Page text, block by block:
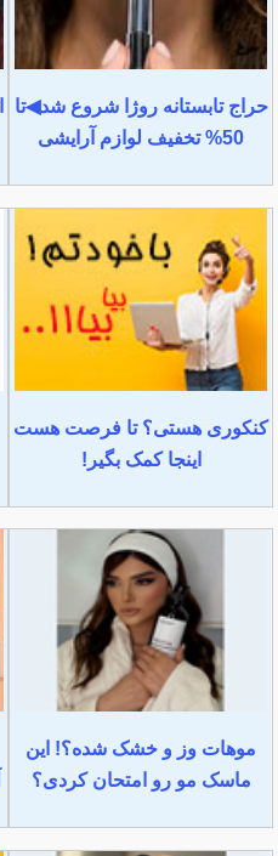
حراج تابستانه روژا شروع شد◀تا
50% تخفیف لوازم آرایشی
کنکوری هستی؟ تا فرصت هست
اینجا کمک بگیر!
موهات وز و خشک شده؟! این
ماسک مو رو امتحان کردی؟